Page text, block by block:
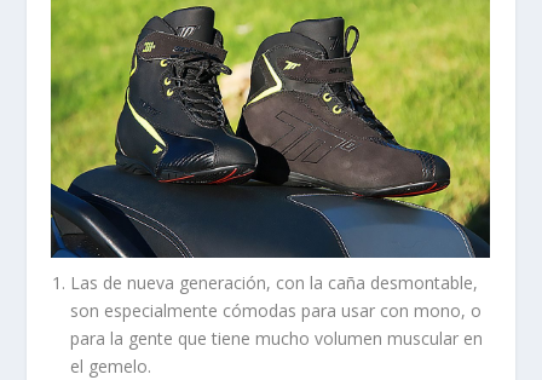
Las de nueva generación, con la caña desmontable,
son especialmente cómodas para usar con mono, o
para la gente que tiene mucho volumen muscular en
el gemelo.